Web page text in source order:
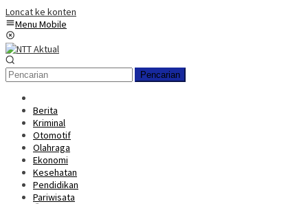
Loncat ke konten
Menu Mobile
Pencarian
Berita
Kriminal
Otomotif
Olahraga
Ekonomi
Kesehatan
Pendidikan
Pariwisata